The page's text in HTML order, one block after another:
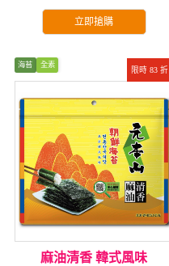
立即搶購
限時 83 折
海苔 全素
麻油清香 韓式風味